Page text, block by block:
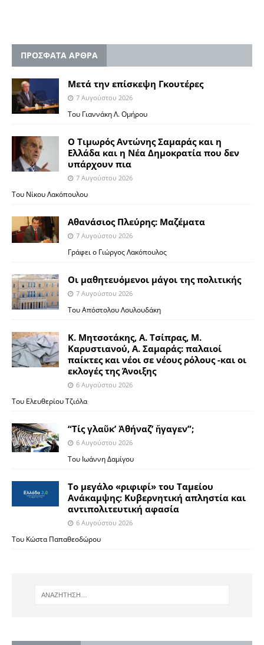
ΠΡΟΣΦΑΤΑ ΑΡΘΡΑ
Μετά την επίσκεψη Γκουτέρες
7 Αυγούστου 2026
Του Γιαννάκη Λ. Ομήρου
Ο Τιμωρός Αντώνης Σαμαράς και η
Ελλάδα και η Νέα Δημοκρατία που δεν
υπάρχουν πια
7 Αυγούστου 2026
Του Νίκου Λακόπουλου
Αθανάσιος Πλεύρης: Μαζέματα
7 Αυγούστου 2026
Γράφει ο Γιώργος Λακόπουλος
Οι μαθητευόμενοι μάγοι της πολιτικής
7 Αυγούστου 2026
Του Απόστολου Λουλουδάκη
Κ. Μητσοτάκης, Α. Τσίπρας, Μ.
Καρυστιανού, Α. Σαμαράς: παλαιοί
παίκτες και νέοι σε νέους ρόλους -και οι
εκλογές της Άνοιξης
6 Αυγούστου 2026
Του Ελευθερίου Τζιόλα
“Τίς γλαῦκ’ Ἀθήναζ’ ἤγαγεν”;
6 Αυγούστου 2026
Του Ιωάννη Δαμίγου
Το μεγάλο «ριφιφί» του Ταμείου
Ανάκαμψης: Κυβερνητική απληστία και
αντιπολιτευτική αφασία
6 Αυγούστου 2026
Του Κώστα Παπαθεοδώρου